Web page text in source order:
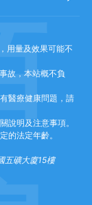
用量及效果可能不
故，本站概不負
醫療健康問題，請
說明及注意事項。
的法定年齡。
五礦大廈15樓